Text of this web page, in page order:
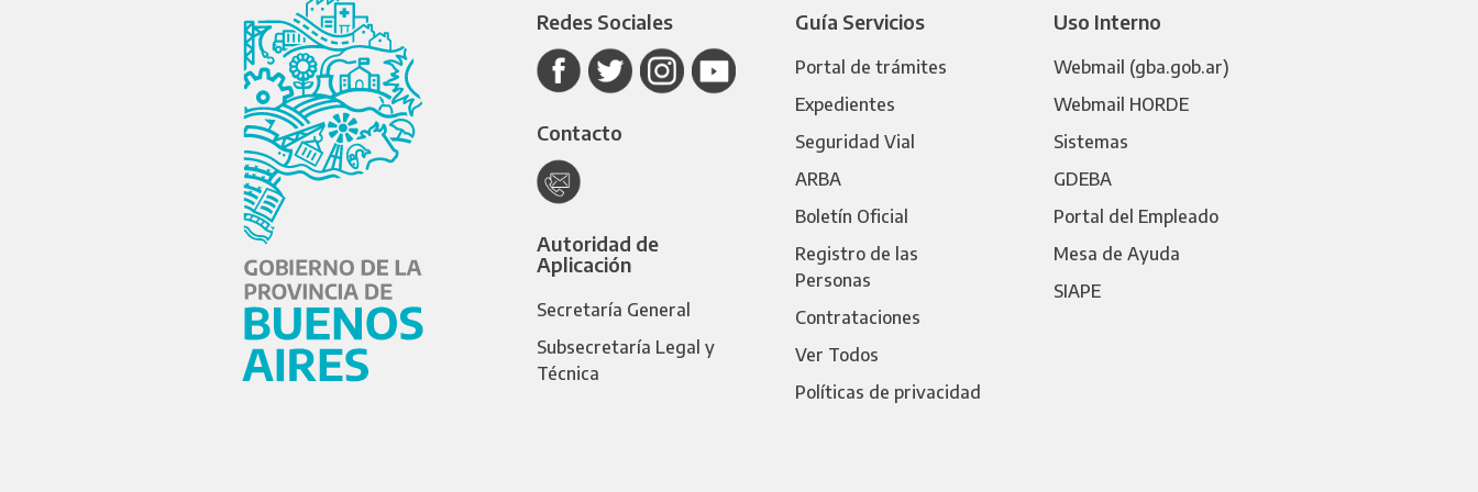
Redes Sociales
Contacto
Autoridad de
Aplicación
Secretaría General
Subsecretaría Legal y
Técnica
Guía Servicios
Portal de trámites
Expedientes
Seguridad Vial
ARBA
Boletín Oficial
Registro de las
Personas
Contrataciones
Ver Todos
Políticas de privacidad
Uso Interno
Webmail (gba.gob.ar)
Webmail HORDE
Sistemas
GDEBA
Portal del Empleado
Mesa de Ayuda
SIAPE